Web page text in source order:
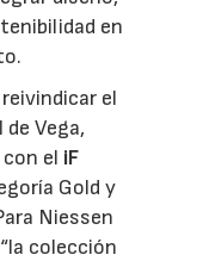
en
el
Vega,
el iF
Gold y
Niessen
colección